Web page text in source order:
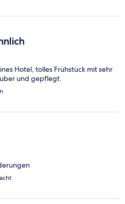
Hotel, tolles Frühstück mit sehr
und gepflegt.